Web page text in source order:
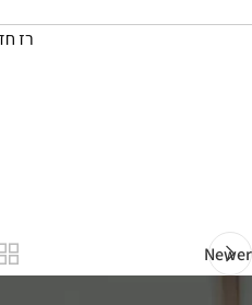
רז
Newer